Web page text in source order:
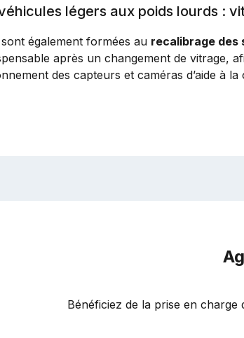
légers aux poids lourds :
sont également formées au recalibrage des
après un changement de vitrage,
des capteurs et caméras d’aide à la
Bénéficiez de la prise en